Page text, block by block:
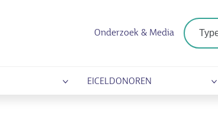
Onderzoek & Media
Zoekterm
EICELDONOREN